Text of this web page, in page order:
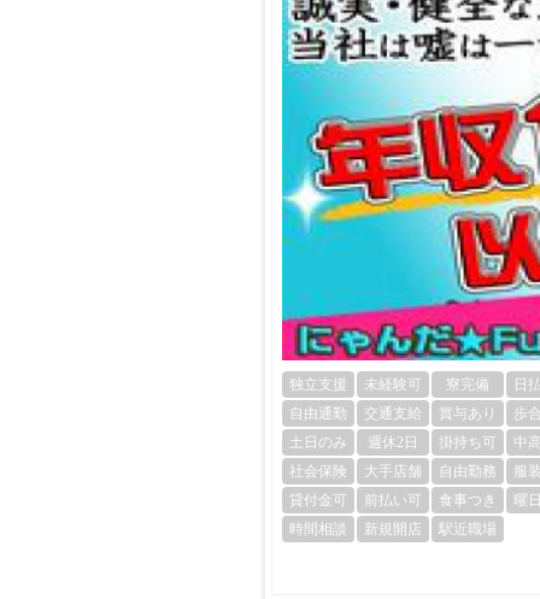
独立支援 未経験可 寮完備
日
自由通勤
交通支給 賞与あり
歩
土日のみ
週休2日 掛持ち可
中
社会保険
大手店舗 自由勤務
服
貸付金可
前払い可 食事つき
曜
時間相談
新規開店 駅近職場